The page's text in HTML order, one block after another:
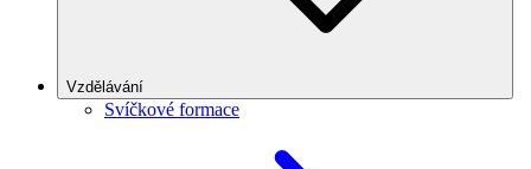
Vzdělávání
Svíčkové formace